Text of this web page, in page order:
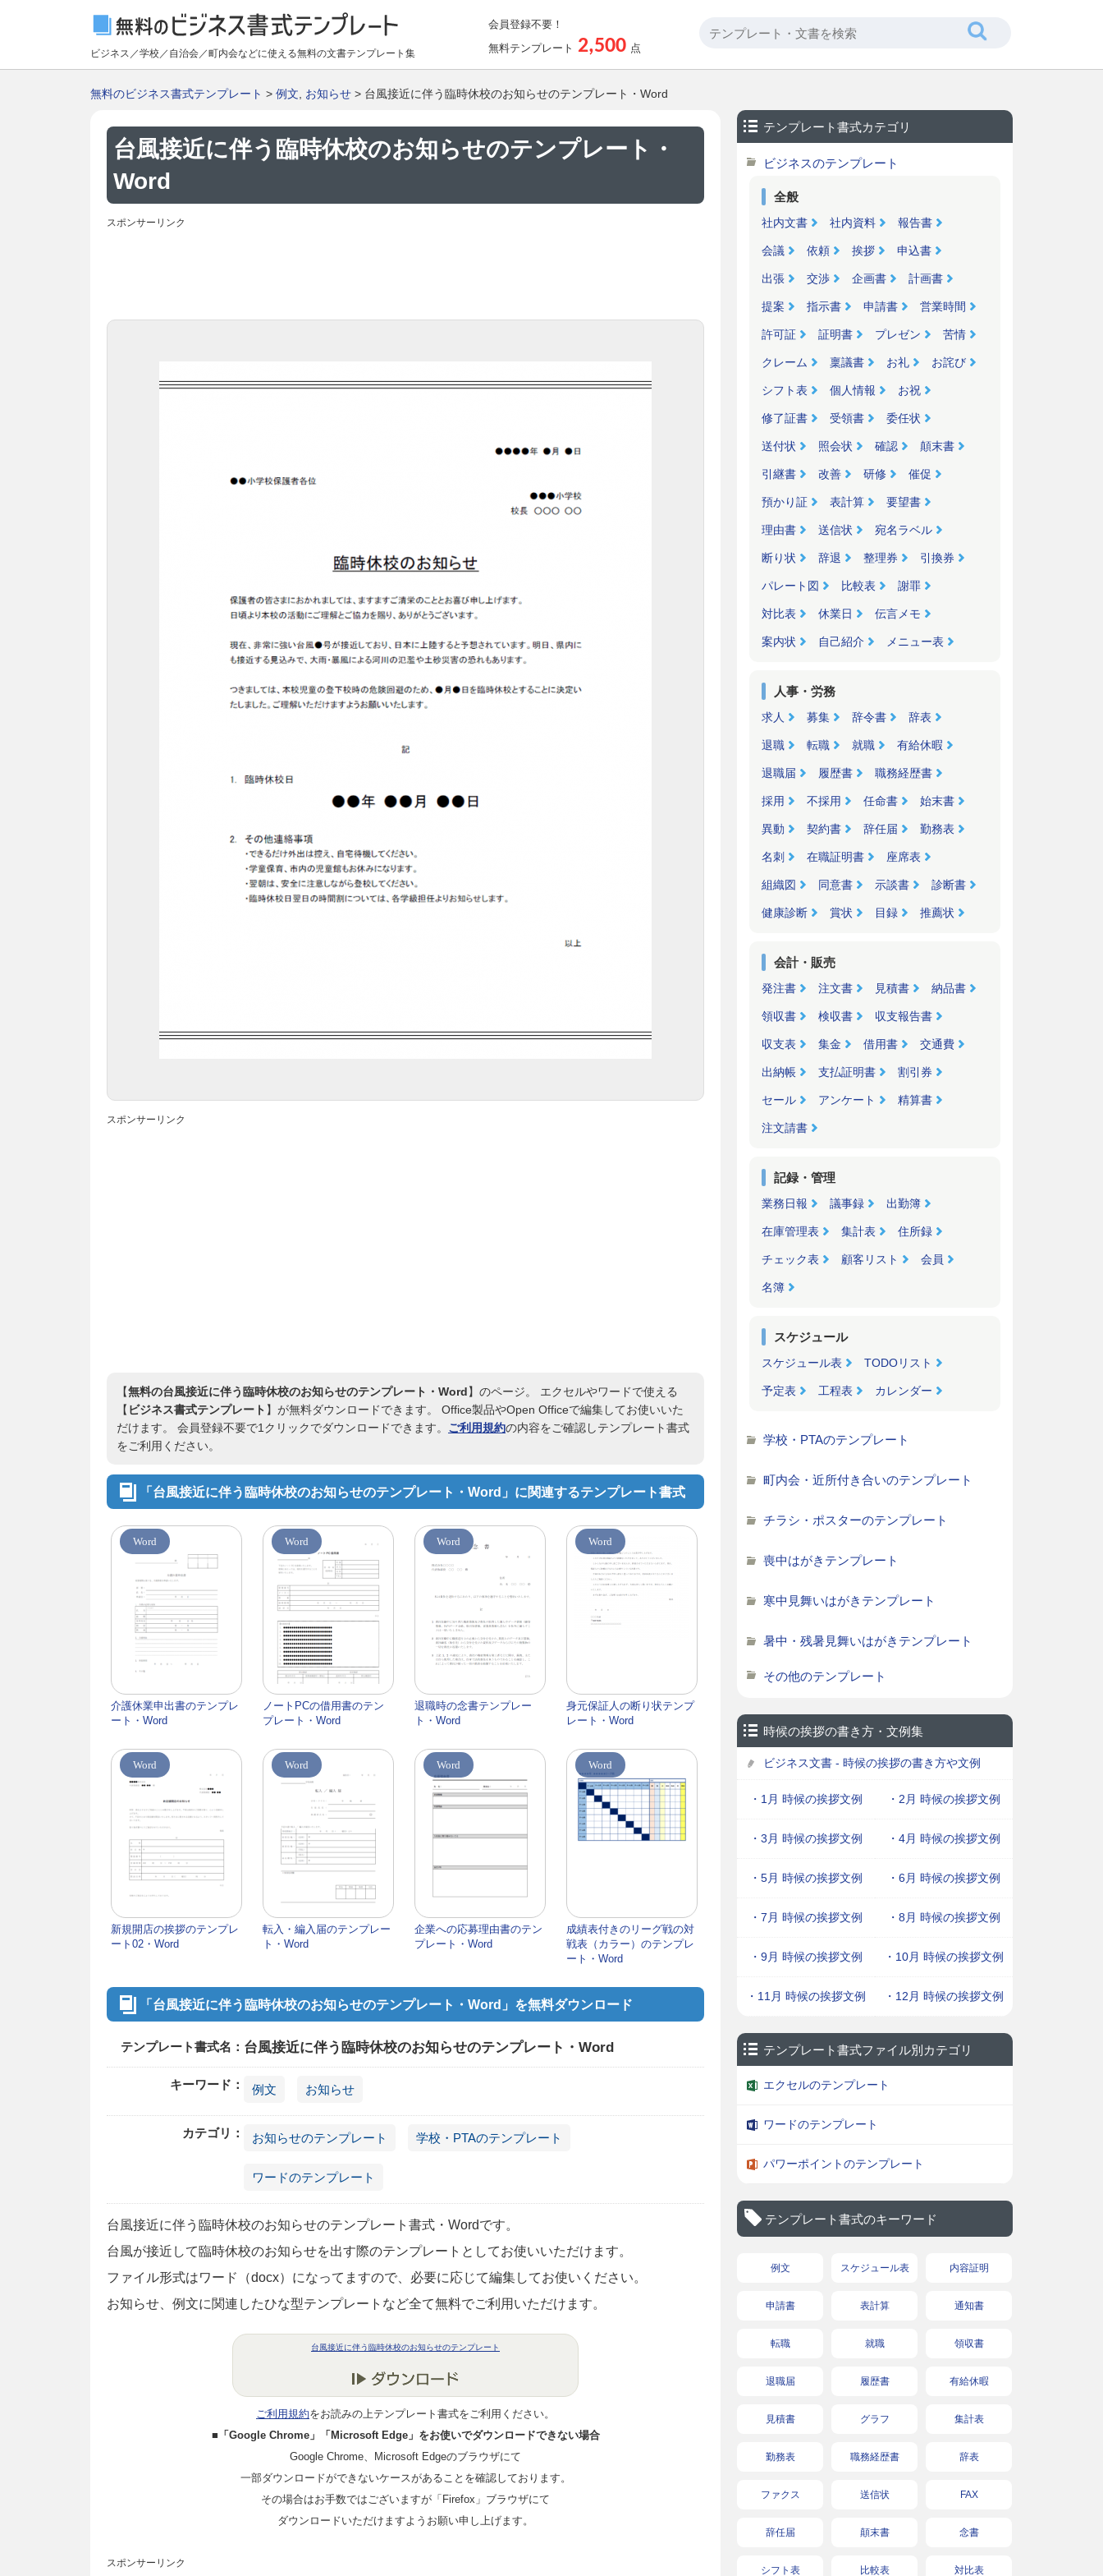
ビジネス／学校／自治会／町内会などに使える無料の文書テンプレート集
会員登録不要！
無料テンプレート 2,500 点
無料のビジネス書式テンプレート > 例文 お知らせ > 台風接近に伴う臨時休校のお知らせのテンプレート・Word
台風接近に伴う臨時休校のお知らせのテンプレート・
Word
スポンサーリンク
スポンサーリンク
【無料の台風接近に伴う臨時休校のお知らせのテンプレート・Word】のページ。 エクセルやワードで使える
【 ビジネス書式テンプレート 】が無料ダウンロードできます。 Office製品やOpen Officeで編集してお使いいた
だけます。 会員登録不要で1クリックでダウンロードできます。 ご利用規約の内容をご確認しテンプレート書式
をご利用ください。
「台風接近に伴う臨時休校のお知らせのテンプレート・Word」に関連するテンプレート書式
Word
介護休業申出書のテンプレ
ート・Word
Word
ノートPCの借用書のテン
プレート・Word
Word
退職時の念書テンプレー
ト・Word
Word
身元保証人の断り状テンプ
レート・Word
Word
新規開店の挨拶のテンプレ
ート02・Word
Word
転入・編入届のテンプレー
ト・Word
Word
企業への応募理由書のテン
プレート・Word
Word
成績表付きのリーグ戦の対
戦表（カラー）のテンプレ
ート・Word
「台風接近に伴う臨時休校のお知らせのテンプレート・Word」を無料ダウンロード
テンプレート書式名： 台風接近に伴う臨時休校のお知らせのテンプレート・Word
キーワード： 例文 お知らせ
カテゴリ： お知らせのテンプレート 学校・PTAのテンプレート
ワードのテンプレート
台風接近に伴う臨時休校のお知らせのテンプレート書式・Wordです。
台風が接近して臨時休校のお知らせを出す際のテンプレートとしてお使いいただけます。
ファイル形式はワード（docx）になってますので、必要に応じて編集してお使いください。
お知らせ、例文に関連したひな型テンプレートなど全て無料でご利用いただけます。
台風接近に伴う臨時休校のお知らせのテンプレート
ご利用規約をお読みの上テンプレート書式をご利用ください。
■「Google Chrome」「Microsoft Edge」をお使いでダウンロードできない場合
Google Chrome、Microsoft Edgeのブラウザにて
一部ダウンロードができないケースがあることを確認しております。
その場合はお手数ではございますが「Firefox」ブラウザにて
ダウンロードいただけますようお願い申し上げます。
スポンサーリンク
テンプレート書式カテゴリ
ビジネスのテンプレート
全般
社内文書 社内資料 報告書
会議 依頼 挨拶 申込書
出張 交渉 企画書 計画書
提案 指示書 申請書 営業時間
許可証 証明書 プレゼン 苦情
クレーム 稟議書 お礼 お詫び
シフト表 個人情報 お祝
修了証書 受領書 委任状
送付状 照会状 確認 顛末書
引継書 改善 研修 催促
預かり証 表計算 要望書
理由書 送信状 宛名ラベル
断り状 辞退 整理券 引換券
パレート図 比較表 謝罪
対比表 休業日 伝言メモ
案内状 自己紹介 メニュー表
人事・労務
求人 募集 辞令書 辞表
退職 転職 就職 有給休暇
退職届 履歴書 職務経歴書
採用 不採用 任命書 始末書
異動 契約書 辞任届 勤務表
名刺 在職証明書 座席表
組織図 同意書 示談書 診断書
健康診断 賞状 目録 推薦状
会計・販売
発注書 注文書 見積書 納品書
領収書 検収書 収支報告書
収支表 集金 借用書 交通費
出納帳 支払証明書 割引券
セール アンケート 精算書
注文請書
記録・管理
業務日報 議事録 出勤簿
在庫管理表 集計表 住所録
チェック表 顧客リスト 会員
名簿
スケジュール
スケジュール表 TODOリスト
予定表 工程表 カレンダー
学校・PTAのテンプレート
町内会・近所付き合いのテンプレート
チラシ・ポスターのテンプレート
喪中はがきテンプレート
寒中見舞いはがきテンプレート
暑中・残暑見舞いはがきテンプレート
その他のテンプレート
時候の挨拶の書き方・文例集
ビジネス文書 - 時候の挨拶の書き方や文例
・1月 時候の挨拶文例 ・2月 時候の挨拶文例
・3月 時候の挨拶文例 ・4月 時候の挨拶文例
・5月 時候の挨拶文例 ・6月 時候の挨拶文例
・7月 時候の挨拶文例 ・8月 時候の挨拶文例
・9月 時候の挨拶文例 ・10月 時候の挨拶文例
・11月 時候の挨拶文例 ・12月 時候の挨拶文例
テンプレート書式ファイル別カテゴリ
エクセルのテンプレート
ワードのテンプレート
パワーポイントのテンプレート
テンプレート書式のキーワード
例文 スケジュール表 内容証明
申請書 表計算 通知書
転職 就職 領収書
退職届 履歴書 有給休暇
見積書 グラフ 集計表
勤務表 職務経歴書 辞表
ファクス 送信状 FAX
辞任届 顛末書 念書
シフト表 比較表 対比表